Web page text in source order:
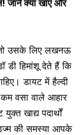
जानें क्या खाएं और
तो उसके लिए लखनऊ
डी हिमांशू देते हैं कि
डायट में हैल्दी
वसा वाले आहार
खाद्य पदार्थों
की समस्या आपके